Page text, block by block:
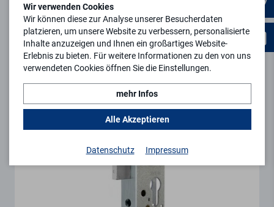
Wir verwenden Cookies
Wir können diese zur Analyse unserer Besucherdaten
platzieren, um unsere Website zu verbessern, personalisierte
Inhalte anzuzeigen und Ihnen ein großartiges Website-
Erlebnis zu bieten. Für weitere Informationen zu den von uns
verwendeten Cookies öffnen Sie die Einstellungen.
mehr Infos
Alle Akzeptieren
Datenschutz Impressum